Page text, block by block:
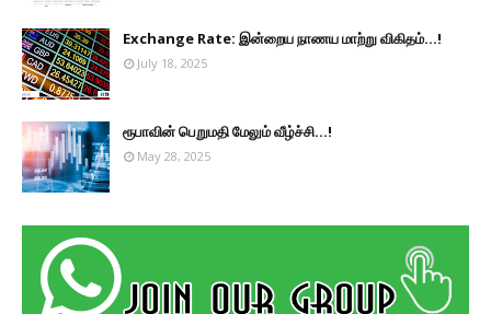
Exchange Rate: இன்றைய நாணய மாற்று விகிதம்...!
July 18, 2025
ரூபாவின் பெறுமதி மேலும் வீழ்ச்சி...!
May 28, 2025